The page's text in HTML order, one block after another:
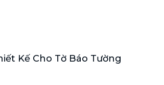
Kế Cho Tờ Báo Tường